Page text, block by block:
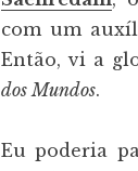
com um
Então, vi a
dos Mundos.
Eu poderia